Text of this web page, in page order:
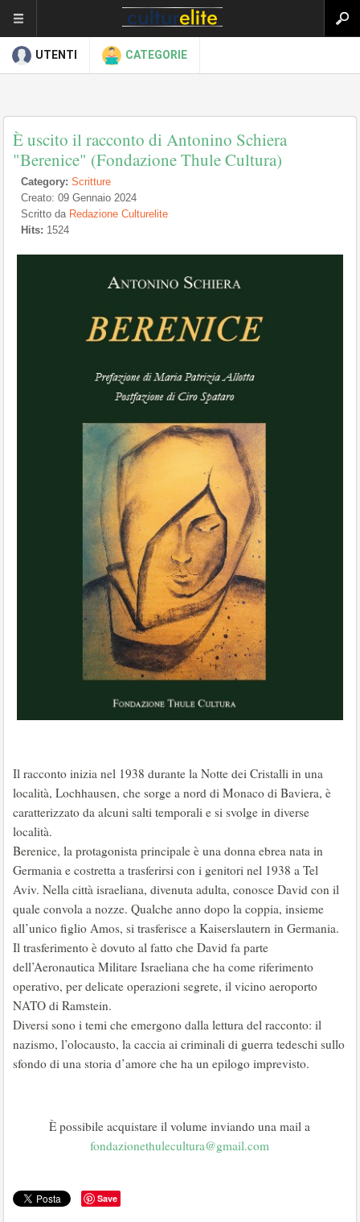
UTENTI CATEGORIE
È uscito il racconto di Antonino Schiera
"Berenice" (Fondazione Thule Cultura)
Category: Scritture
Creato: 09 Gennaio 2024
Scritto da Redazione Culturelite
Hits: 1524
Il racconto inizia nel 1938 durante la Notte dei Cristalli in una
località, Lochhausen, che sorge a nord di Monaco di Baviera, è
caratterizzato da alcuni salti temporali e si svolge in diverse
località.
Berenice, la protagonista principale è una donna ebrea nata in
Germania e costretta a trasferirsi con i genitori nel 1938 a Tel
Aviv. Nella città israeliana, divenuta adulta, conosce David con il
quale convola a nozze. Qualche anno dopo la coppia, insieme
all’unico figlio Amos, si trasferisce a Kaiserslautern in Germania.
Il trasferimento è dovuto al fatto che David fa parte
dell’Aeronautica Militare Israeliana che ha come riferimento
operativo, per delicate operazioni segrete, il vicino aeroporto
NATO di Ramstein.
Diversi sono i temi che emergono dalla lettura del racconto: il
nazismo, l’olocausto, la caccia ai criminali di guerra tedeschi sullo
sfondo di una storia d’amore che ha un epilogo imprevisto.
È possibile acquistare il volume inviando una mail a
fondazionethulecultura@gmail.com
Save